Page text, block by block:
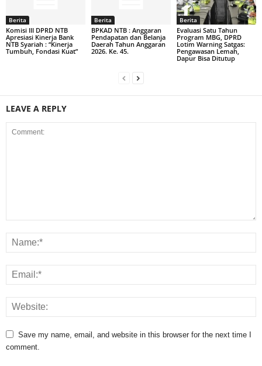
Berita
Komisi III DPRD NTB
Apresiasi Kinerja Bank
NTB Syariah : “Kinerja
Tumbuh, Fondasi Kuat”
Berita
BPKAD NTB : Anggaran
Pendapatan dan Belanja
Daerah Tahun Anggaran
2026. Ke. 45.
Berita
Evaluasi Satu Tahun
Program MBG, DPRD
Lotim Warning Satgas:
Pengawasan Lemah,
Dapur Bisa Ditutup
LEAVE A REPLY
Save my name, email, and website in this browser for the next time I
comment.